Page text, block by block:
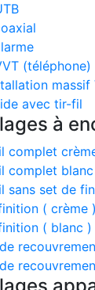
(téléphone)
massif
avec tir-fil
à
complet
complet blanc
sans set de
( crème )
( blanc )